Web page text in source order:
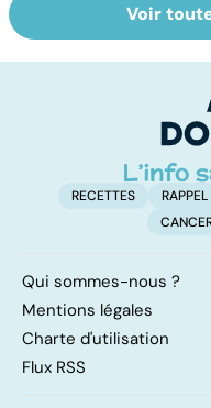
Faire du sport à
domicile, c'est
Voir
RECETTES
Qui sommes-nous ?
Mentions légales
Charte d'utilisation
Flux RSS